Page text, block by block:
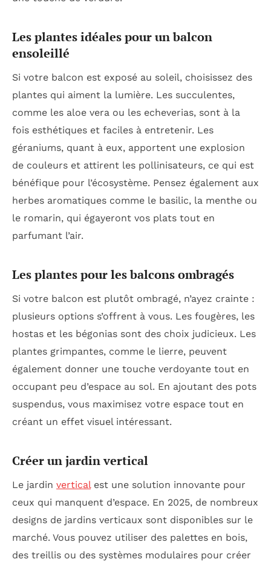
Les plantes idéales pour un balcon
ensoleillé
Si votre balcon est exposé au soleil, choisissez des
plantes qui aiment la lumière. Les succulentes,
comme les aloe vera ou les echeverias, sont à la
fois esthétiques et faciles à entretenir. Les
géraniums, quant à eux, apportent une explosion
de couleurs et attirent les pollinisateurs, ce qui est
bénéfique pour l’écosystème. Pensez également aux
herbes aromatiques comme le basilic, la menthe ou
le romarin, qui égayeront vos plats tout en
parfumant l’air.
Les plantes pour les balcons ombragés
Si votre balcon est plutôt ombragé, n’ayez crainte :
plusieurs options s’offrent à vous. Les fougères, les
hostas et les bégonias sont des choix judicieux. Les
plantes grimpantes, comme le lierre, peuvent
également donner une touche verdoyante tout en
occupant peu d’espace au sol. En ajoutant des pots
suspendus, vous maximisez votre espace tout en
créant un effet visuel intéressant.
Créer un jardin vertical
Le jardin verticalest une solution innovante pour
ceux qui manquent d’espace. En 2025, de nombreux
designs de jardins verticaux sont disponibles sur le
marché. Vous pouvez utiliser des palettes en bois,
des treillis ou des systèmes modulaires pour créer